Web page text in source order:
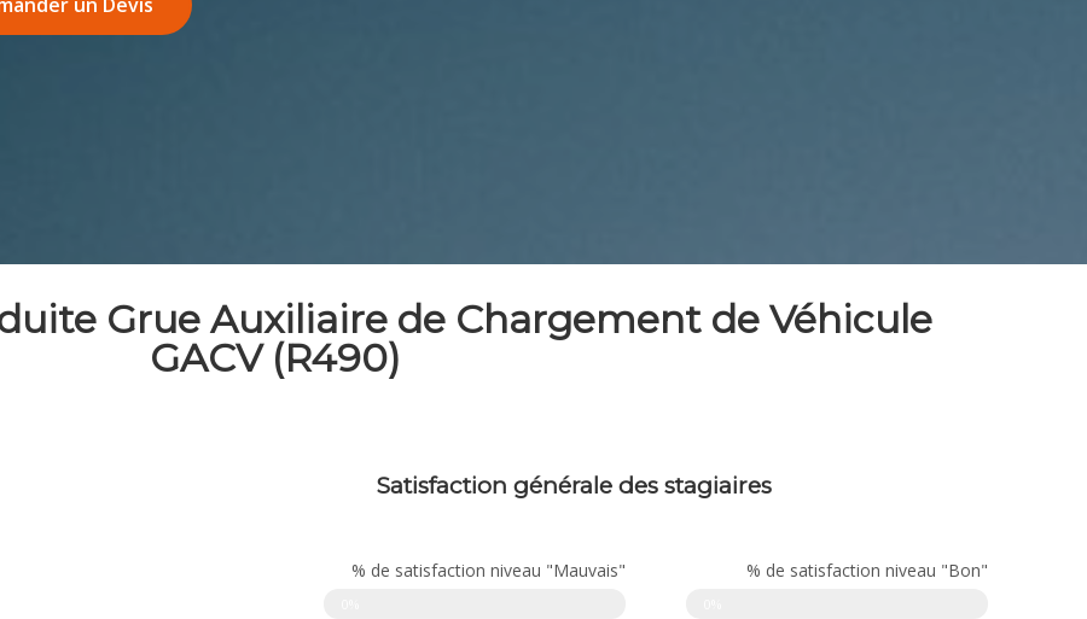
Grue Auxiliaire de Chargement de Véhicule
GACV (R490)
Satisfaction générale des stagiaires
% de satisfaction niveau "Mauvais" % de satisfaction niveau "Bon"